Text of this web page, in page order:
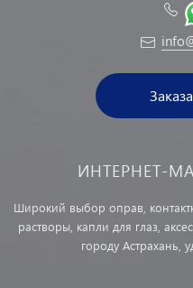
ИНТЕРНЕТ-
Широкий выбор оправ,
растворы, капли для глаз,
городу Астрахань,